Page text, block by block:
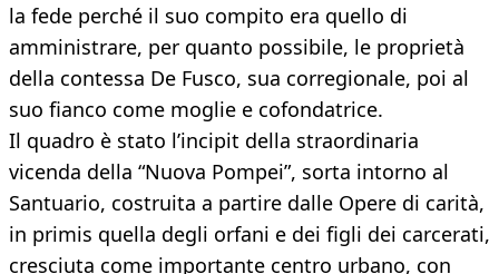
la fede perché il suo compito era quello di
amministrare, per quanto possibile, le proprietà
della contessa De Fusco, sua corregionale, poi al
suo fianco come moglie e cofondatrice.
Il quadro è stato l’incipit della straordinaria
vicenda della “Nuova Pompei”, sorta intorno al
Santuario, costruita a partire dalle Opere di carità,
in primis quella degli orfani e dei figli dei carcerati,
cresciuta come importante centro urbano, con